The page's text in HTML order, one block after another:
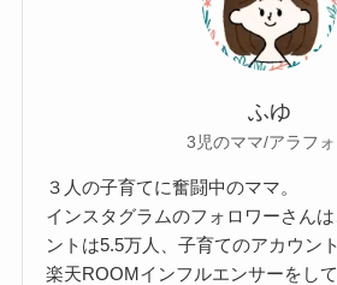
ふゆ
3児のママ/アラフ
３人の子育てに奮闘中のママ。
インスタグラムのフォロワーさん
ントは5.5万人、子育てのアカウン
楽天ROOMインフルエンサーをして